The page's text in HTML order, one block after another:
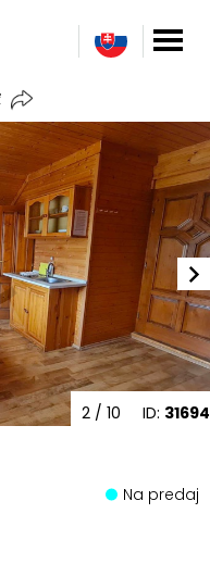
ID: 31694
2 / 10
Na predaj